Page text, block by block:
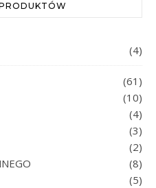
(4)
(61)
(10)
(4)
(3)
(2)
(8)
(5)